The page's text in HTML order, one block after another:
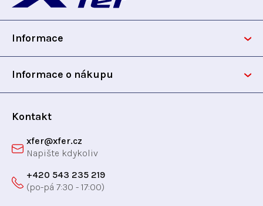
p
Informace
Informace o nákupu
Kontakt
xfer@xfer.cz
+420 543 235 219